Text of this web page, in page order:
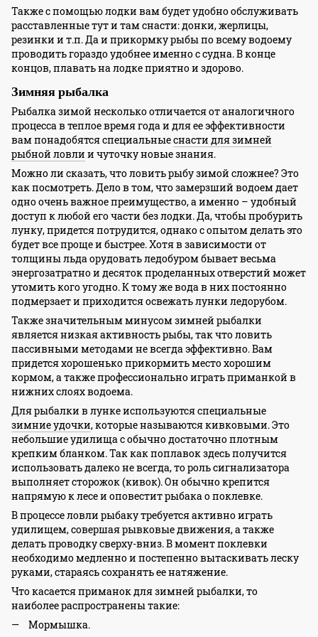
Также с помощью лодки вам будет удобно обслуживать
расставленные тут и там снасти: донки, жерлицы,
резинки и т.п. Да и прикормку рыбы по всему водоему
проводить гораздо удобнее именно с судна. В конце
концов, плавать на лодке приятно и здорово.
Зимняя рыбалка
Рыбалка зимой несколько отличается от аналогичного
процесса в теплое время года и для ее эффективности
вам понадобятся специальныеснасти для зимней
рыбной ловли и чуточку новые знания.
Можно ли сказать, что ловить рыбу зимой сложнее? Это
как посмотреть. Дело в том, что замерзший водоем дает
одно очень важное преимущество, а именно – удобный
доступ к любой его части без лодки. Да, чтобы пробурить
лунку, придется потрудится, однако с опытом делать это
будет все проще и быстрее. Хотя в зависимости от
толщины льда орудовать ледобуром бывает весьма
энергозатратно и десяток проделанных отверстий может
утомить кого угодно. К тому же вода в них постоянно
подмерзает и приходится освежать лунки ледорубом.
Также значительным минусом зимней рыбалки
является низкая активность рыбы, так что ловить
пассивными методами не всегда эффективно. Вам
придется хорошенько прикормить место хорошим
кормом, а также профессионально играть приманкой в
нижних слоях водоема.
Для рыбалки в лунке используются специальные
зимние удочки, которые называются кивковыми. Это
небольшие удилища с обычно достаточно плотным
крепким бланком. Так как поплавок здесь получится
использовать далеко не всегда, то роль сигнализатора
выполняет сторожок (кивок). Он обычно крепится
напрямую к лесе и оповестит рыбака о поклевке.
В процессе ловли рыбаку требуется активно играть
удилищем, совершая рывковые движения, а также
делать проводку сверху-вниз. В момент поклевки
необходимо медленно и постепенно вытаскивать леску
руками, стараясь сохранять ее натяжение.
Что касается приманок для зимней рыбалки, то
наиболее распространены такие:
Мормышка.